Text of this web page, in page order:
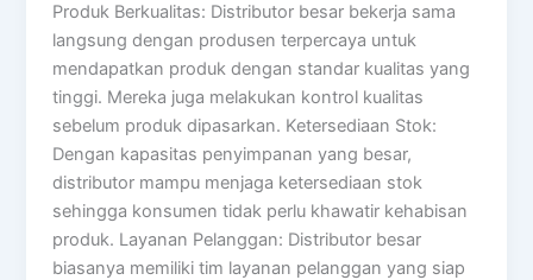
Produk Berkualitas: Distributor besar bekerja sama
langsung dengan produsen terpercaya untuk
mendapatkan produk dengan standar kualitas yang
tinggi. Mereka juga melakukan kontrol kualitas
sebelum produk dipasarkan. Ketersediaan Stok:
Dengan kapasitas penyimpanan yang besar,
distributor mampu menjaga ketersediaan stok
sehingga konsumen tidak perlu khawatir kehabisan
produk. Layanan Pelanggan: Distributor besar
biasanya memiliki tim layanan pelanggan yang siap